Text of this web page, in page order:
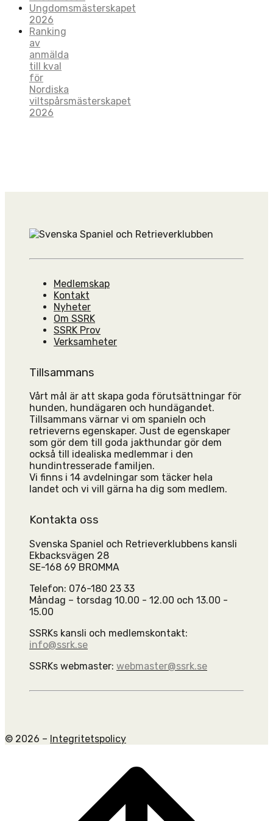
Ungdomsmästerskapet
2026
Ranking
av
anmälda
till kval
för
Nordiska
viltspårsmästerskapet
2026
Medlemskap
Kontakt
Nyheter
Om SSRK
SSRK Prov
Verksamheter
Tillsammans
Vårt mål är att skapa goda förutsättningar för
hunden, hundägaren och hundägandet.
Tillsammans värnar vi om spanieln och
retrieverns egenskaper. Just de egenskaper
som gör dem till goda jakthundar gör dem
också till idealiska medlemmar i den
hundintresserade familjen.
Vi finns i 14 avdelningar som täcker hela
landet och vi vill gärna ha dig som medlem.
Kontakta oss
Svenska Spaniel och Retrieverklubbens kansli
Ekbacksvägen 28
SE-168 69 BROMMA
Telefon: 076-180 23 33
Måndag – torsdag 10.00 - 12.00 och 13.00 -
15.00
SSRKs kansli och medlemskontakt:
info@ssrk.se
SSRKs webmaster: webmaster@ssrk.se
© 2026 – Integritetspolicy